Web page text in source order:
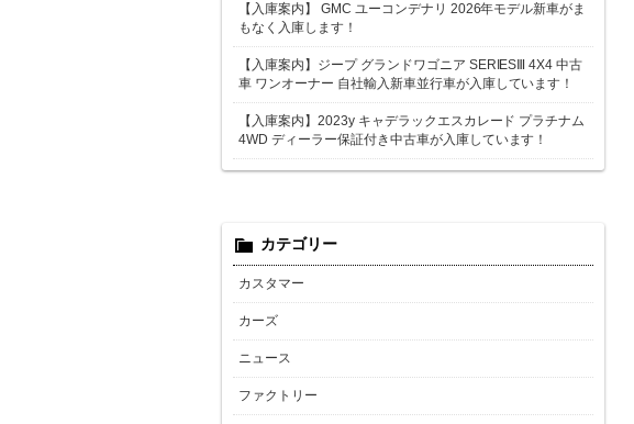
【入庫案内】 GMC ユーコンデナリ 2026年モデル新車がま
もなく入庫します！
【入庫案内】ジープ グランドワゴニア SERIESⅢ 4X4 中古
車 ワンオーナー 自社輸入新車並行車が入庫しています！
【入庫案内】2023y キャデラックエスカレード プラチナム
4WD ディーラー保証付き中古車が入庫しています！
カテゴリー
カスタマー
カーズ
ニュース
ファクトリー